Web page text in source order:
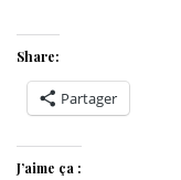
Share:
Partager
J’aime ça :